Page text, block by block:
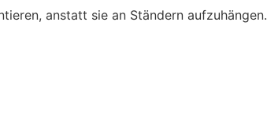
anstatt sie an Ständern aufzuhängen.